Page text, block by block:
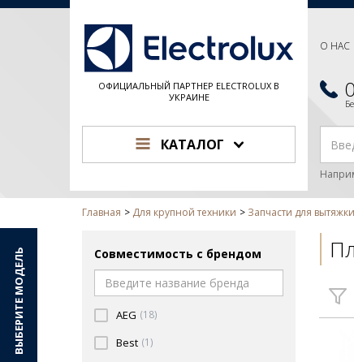
ОФИЦИАЛЬНЫЙ ПАРТНЕР ELECTROLUX В
УКРАИНЕ
О НАС
КАТАЛОГ
Главная Для крупной техники Запчасти для вытяжки
Совместимость с брендом
AEG (18)
Best (1)
ВЫБЕРИТЕ МОДЕЛЬ